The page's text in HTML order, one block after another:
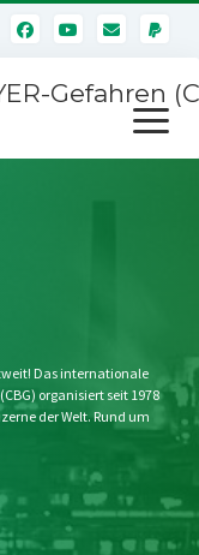
Gefahren
Menü
öffnen
Das internationale
organisiert seit 1978
der Welt. Rund um